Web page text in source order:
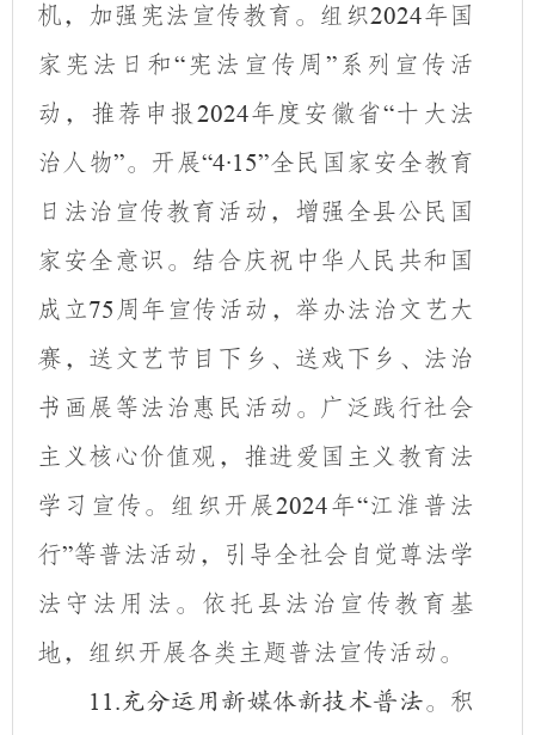
机，加强宪法宣传教育。组织2024年国
家宪法日和“ 宪法宣传周 ”系列宣传活
动，推荐申报 2024年度安徽省“十大法
治人物”。开展“4·15”全民国家安全教育
日法治宣传教育活动，增强全县公民国
家安全意识。结合庆祝中华人民共和国
成立75 周年宣传活动，举办法治文艺大
赛，送文艺节目下乡、送戏下乡、法治
书画展等法治惠民活动。广泛践行社会
主义核心价值观，推进爱国主义教育法
学习宣传。组织开展2024年“江淮普法
行”等普法活动，引导全社会自觉尊法学
法守法用法。依托县法治宣传教育基
地，组织开展各类主题普法宣传活动。
11.充分运用新媒体新技术普法。 积